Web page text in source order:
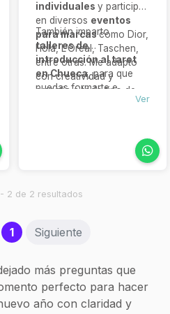
individuales y participo
en diversos eventos
para marcascomo Dior,
Hola, L’Oreal, Taschen,
entre otras. Me adapto
con creatividad y
empatía a todo tipo de
También imparto
talleres de
introducción al tarot
en Chueca, para que
puedas formarte e
integrar este arte en tuVer
2 de 2 resultados
1(current)
Siguiente
más preguntas que
perfecto para hacer
año con claridad y